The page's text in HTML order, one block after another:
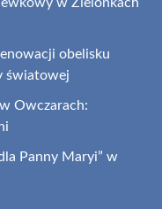
obelisku
światowej
Owczarach:
Panny Maryi” w